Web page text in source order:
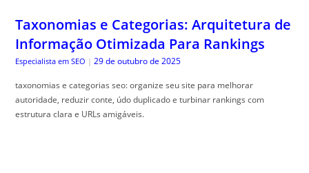
Taxonomias e Categorias: Arquitetura de
Informação Otimizada Para Rankings
Especialista em SEO | 29 de outubro de 2025
taxonomias e categorias seo: organize seu site para melhorar
autoridade, reduzir conte, údo duplicado e turbinar rankings com
estrutura clara e URLs amigáveis.